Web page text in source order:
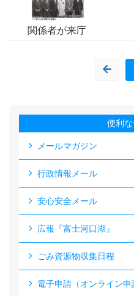
関係者が来庁
便利
メールマガジン
行政情報メール
安心安全メール
広報『富士河口湖』
ごみ資源物収集日程
電子申請（オンライン申